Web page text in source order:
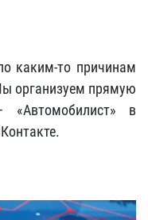
каким-то причинам
организуем прямую
в